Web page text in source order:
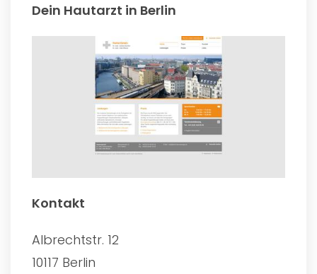
Dein Hautarzt in Berlin
Kontakt
Albrechtstr. 12
10117 Berlin